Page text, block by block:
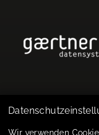
Wir verwenden